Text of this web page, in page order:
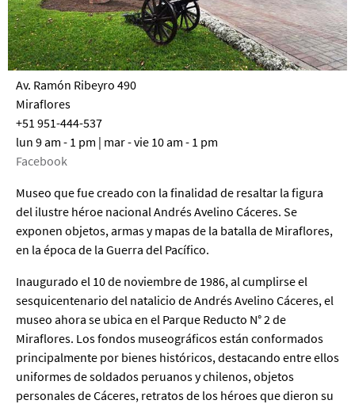
Av. Ramón Ribeyro 490
Miraflores
+51 951-444-537
lun 9 am - 1 pm | mar - vie 10 am - 1 pm
Facebook
Museo que fue creado con la finalidad de resaltar la figura
del ilustre héroe nacional Andrés Avelino Cáceres. Se
exponen objetos, armas y mapas de la batalla de Miraflores,
en la época de la Guerra del Pacífico.
Inaugurado el 10 de noviembre de 1986, al cumplirse el
sesquicentenario del natalicio de Andrés Avelino Cáceres, el
museo ahora se ubica en el Parque Reducto N° 2 de
Miraflores. Los fondos museográficos están conformados
principalmente por bienes históricos, destacando entre ellos
uniformes de soldados peruanos y chilenos, objetos
personales de Cáceres, retratos de los héroes que dieron su